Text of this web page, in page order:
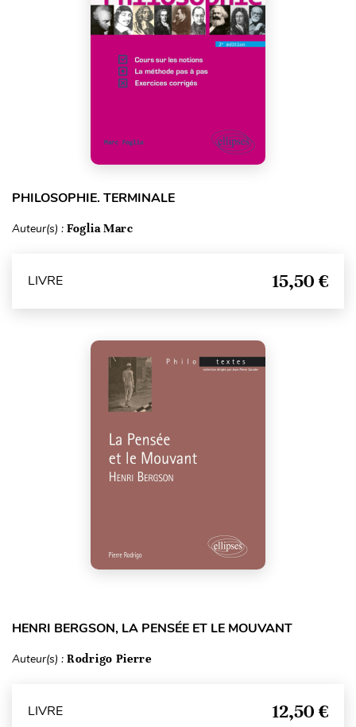
PHILOSOPHIE. TERMINALE
Auteur(s) : Foglia Marc
LIVRE 15,50 €
HENRI BERGSON, LA PENSÉE ET LE MOUVANT
Auteur(s) : Rodrigo Pierre
LIVRE 12,50 €